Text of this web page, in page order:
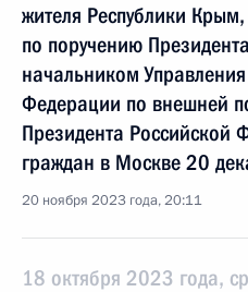
жителя Республики
по поручению
начальником
Федерации по внешней
Президента Российской
граждан в Москве 20
20 ноября 2023 года, 20:11
18 октября 2023 года,